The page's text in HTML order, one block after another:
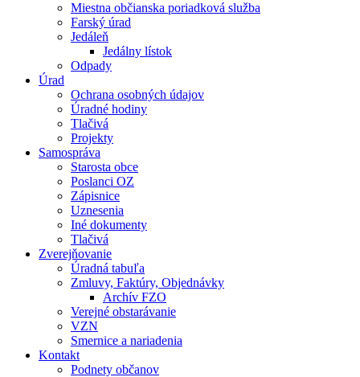
Miestna občianska poriadková služba
Farský úrad
Jedáleň
Jedálny lístok
Odpady
Úrad
Ochrana osobných údajov
Úradné hodiny
Tlačivá
Projekty
Samospráva
Starosta obce
Poslanci OZ
Zápisnice
Uznesenia
Iné dokumenty
Tlačivá
Zverejňovanie
Úradná tabuľa
Zmluvy, Faktúry, Objednávky
Archív FZO
Verejné obstarávanie
VZN
Smernice a nariadenia
Kontakt
Podnety občanov